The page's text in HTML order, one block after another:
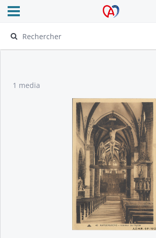
Archives Alsace - Colmar
Ouvrir le menu déroulant
1 media